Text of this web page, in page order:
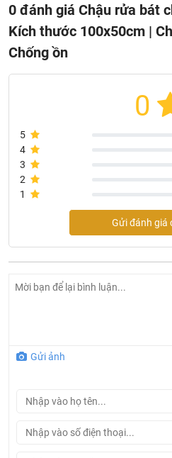
0 đánh giá Chậu rửa bát
Kích thước 100x50cm |
Chống ồn
0
5
4
3
2
1
Gửi đánh giá
Gửi ảnh